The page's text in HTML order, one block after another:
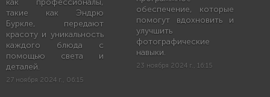
как профессионалы,
такие как Эндрю
Буркле, передают
красоту и уникальность
каждого блюда с
помощью света и
деталей.
27 ноября 2024 г., 06:15
обеспечение, которые
помогут вдохновить и
улучшить
фотографические
навыки.
23 ноября 2024 г., 16:15